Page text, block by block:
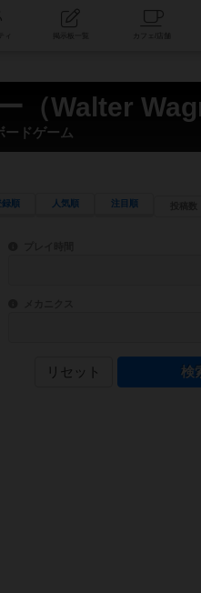
コミュニティ
（Walter
ードゲーム
録順 人気順 注目順
目安となる所要時間を指定すること
ができます。直感的にゲームシステム
ゲーム性を構成するコアシステムで
リセット